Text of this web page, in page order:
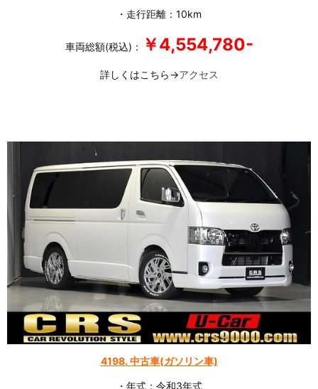
・走行距離：10km
車両総額(税込)： ￥4,554,780-
詳しくはこちら→アクセス
4198.中古車(ガソリン車)
・年式：令和3年式